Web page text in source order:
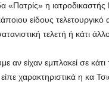
«Πατρίς» η
είδους τελετουργικό
τελετή ή κάτι
αν είχαν εμπλακεί σε
χαρακτηριστικά η κα